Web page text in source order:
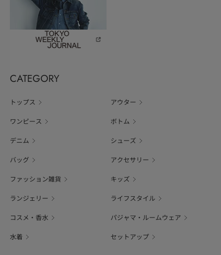
CATEGORY
トップス アウター
ワンピース ボトム
デニム シューズ
バッグ アクセサリー
ファッション雑貨 キッズ
ランジェリー ライフスタイル
コスメ・香水 パジャマ・ルームウェア
水着 セットアップ